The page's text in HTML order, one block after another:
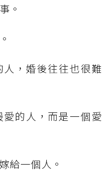
。
，婚後往往也很難
的人，而是一個愛
給一個人。